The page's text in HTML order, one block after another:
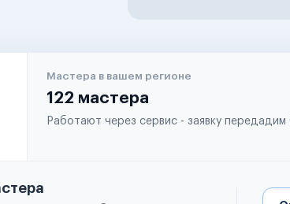
Мастера в вашем регионе
122 мастера
Работают через сервис - заявку